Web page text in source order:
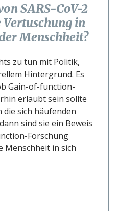
SARS-CoV-2
in
Menschheit?
zu tun mit Politik,
Hintergrund. Es
Gain-of-function-
erlaubt sein sollte
die sich häufenden
sind sie ein Beweis
Forschung
Menschheit in sich